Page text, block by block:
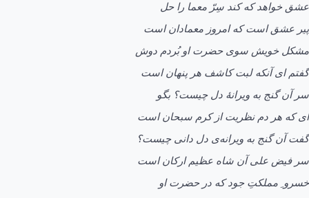
عشق خواهد که کند سِرّ معما را حل
پير عشق است که امروز معمادان است
مشکل خویش سوی حضرت او بُردم دوش
گفتم ای آنکه لبت کاشف هر پنهان است
سر آن گنج به ویرانۀ دل چیست؟ بگو
ای که هر دم نظریت از کرم سبحان است
گفت آن گنج به ویرا‌نه‌ی دل دانی چیست؟
سر فیض علی آن شاه عظیم ارکان است
خسرو ِ مملکتِ جود که در حضرت او